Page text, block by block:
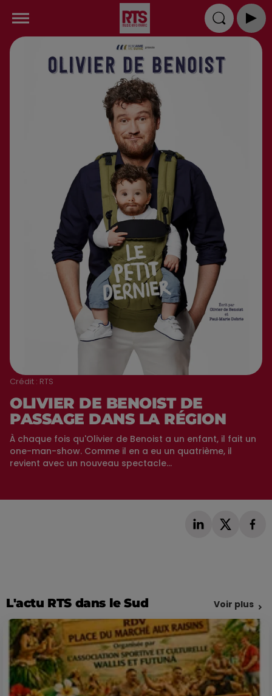
Crédit : RTS
OLIVIER DE BENOIST DE
PASSAGE DANS LA RÉGION
À chaque fois qu'Olivier de Benoist a un enfant, il fait un
one-man-show. Comme il en a eu un quatrième, il
revient avec un nouveau spectacle...
L'actu RTS dans le Sud Voir plus